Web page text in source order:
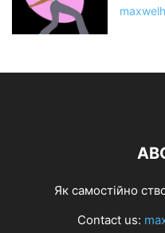
Як самостійно
Contact us: